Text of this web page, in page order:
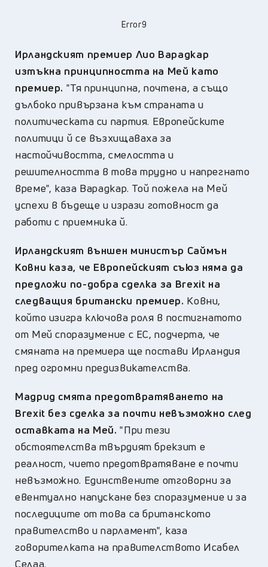
Error9
Ирландският премиер Лио Варадкар
изтъкна принципността на Мей като
премиер. "Тя принципна, почтена, а също
дълбоко привързана към страната и
политическата си партия. Европейските
политици й се възхищаваха за
настойчивостта, смелостта и
решителността в това трудно и напрегнато
време", каза Варадкар. Той пожела на Мей
успехи в бъдеще и изрази готовност да
работи с приемника й.
Ирландският външен министър Саймън
Ковни каза, че Европейският съюз няма да
предложи по-добра сделка за Brexit на
следващия британски премиер. Ковни,
който изигра ключова роля в постигнатото
от Мей споразумение с ЕС, подчерта, че
смяната на премиера ще постави Ирландия
пред огромни предизвикателства.
Мадрид смята предотвратяването на
Brexit без сделка за почти невъзможно след
оставката на Мей. "При тези
обстоятелства твърдият брекзит е
реалност, чието предотвратяване е почти
невъзможно. Единствените отговорни за
евентуално напускане без споразумение и за
последиците от това са британското
правителство и парламент", каза
говорителката на правителството Исабел
Селаа.